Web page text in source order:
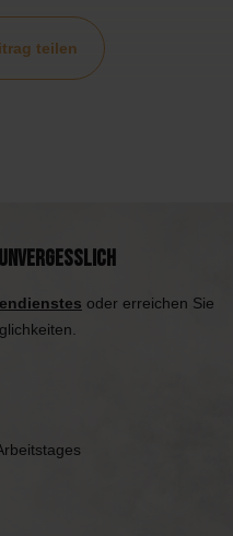
teilen
oder erreichen Sie